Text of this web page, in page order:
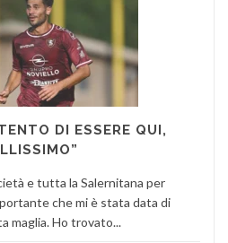
DI ESSERE QUI,
e tutta la Salernitana per
che mi è stata data di
maglia. Ho trovato...